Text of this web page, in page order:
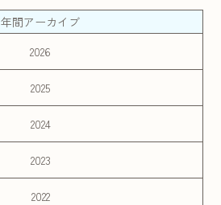
年間アーカイブ
2026
2025
2024
2023
2022